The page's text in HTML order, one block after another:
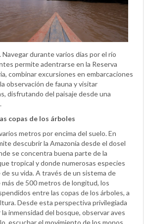
Navegar durante varios días por el río
permite adentrarse en la Reserva
combinar excursiones en embarcaciones
observación de fauna y visitar
disfrutando del paisaje desde una
copas de los árboles
metros por encima del suelo. En
descubrir la Amazonía desde el dosel
se concentra buena parte de la
tropical y donde numerosas especies
su vida. A través de un sistema de
de 500 metros de longitud, los
entre las copas de los árboles, a
Desde esta perspectiva privilegiada
inmensidad del bosque, observar aves
escuchar el movimiento de los monos